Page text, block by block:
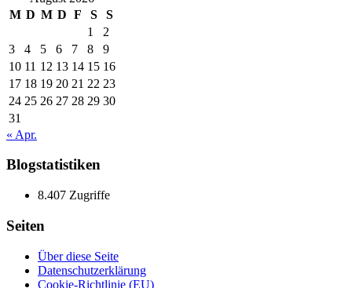
M D M D F S
S
1
2
3
4 5 6 7 8
9
10 11 12 13 14 15 16
17 18 19 20 21 22 23
24 25 26 27 28 29 30
31
« Apr.
Blogstatistiken
8.407 Zugriffe
Seiten
Über diese Seite
Datenschutzerklärung
Cookie-Richtlinie (EU)